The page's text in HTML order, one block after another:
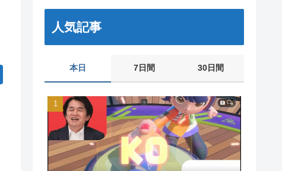
人気記事
本日 7日間 30日間